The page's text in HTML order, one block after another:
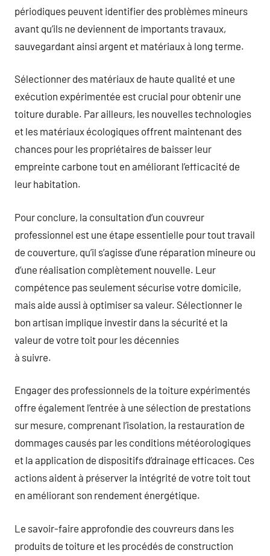
périodiques peuvent identifier des problèmes mineurs
avant qu’ils ne deviennent de importants travaux,
sauvegardant ainsi argent et matériaux à long terme.
Sélectionner des matériaux de haute qualité et une
exécution expérimentée est crucial pour obtenir une
toiture durable. Par ailleurs, les nouvelles technologies
et les matériaux écologiques offrent maintenant des
chances pour les propriétaires de baisser leur
empreinte carbone tout en améliorant l’efficacité de
leur habitation.
Pour conclure, la consultation d’un couvreur
professionnel est une étape essentielle pour tout travail
de couverture, qu’il s’agisse d’une réparation mineure ou
d’une réalisation complètement nouvelle. Leur
compétence pas seulement sécurise votre domicile,
mais aide aussi à optimiser sa valeur. Sélectionner le
bon artisan implique investir dans la sécurité et la
valeur de votre toit pour les décennies
à suivre.
Engager des professionnels de la toiture expérimentés
offre également l’entrée à une sélection de prestations
sur mesure, comprenant l’isolation, la restauration de
dommages causés par les conditions météorologiques
et la application de dispositifs d’drainage efficaces. Ces
actions aident à préserver la intégrité de votre toit tout
en améliorant son rendement énergétique.
Le savoir-faire approfondie des couvreurs dans les
produits de toiture et les procédés de construction